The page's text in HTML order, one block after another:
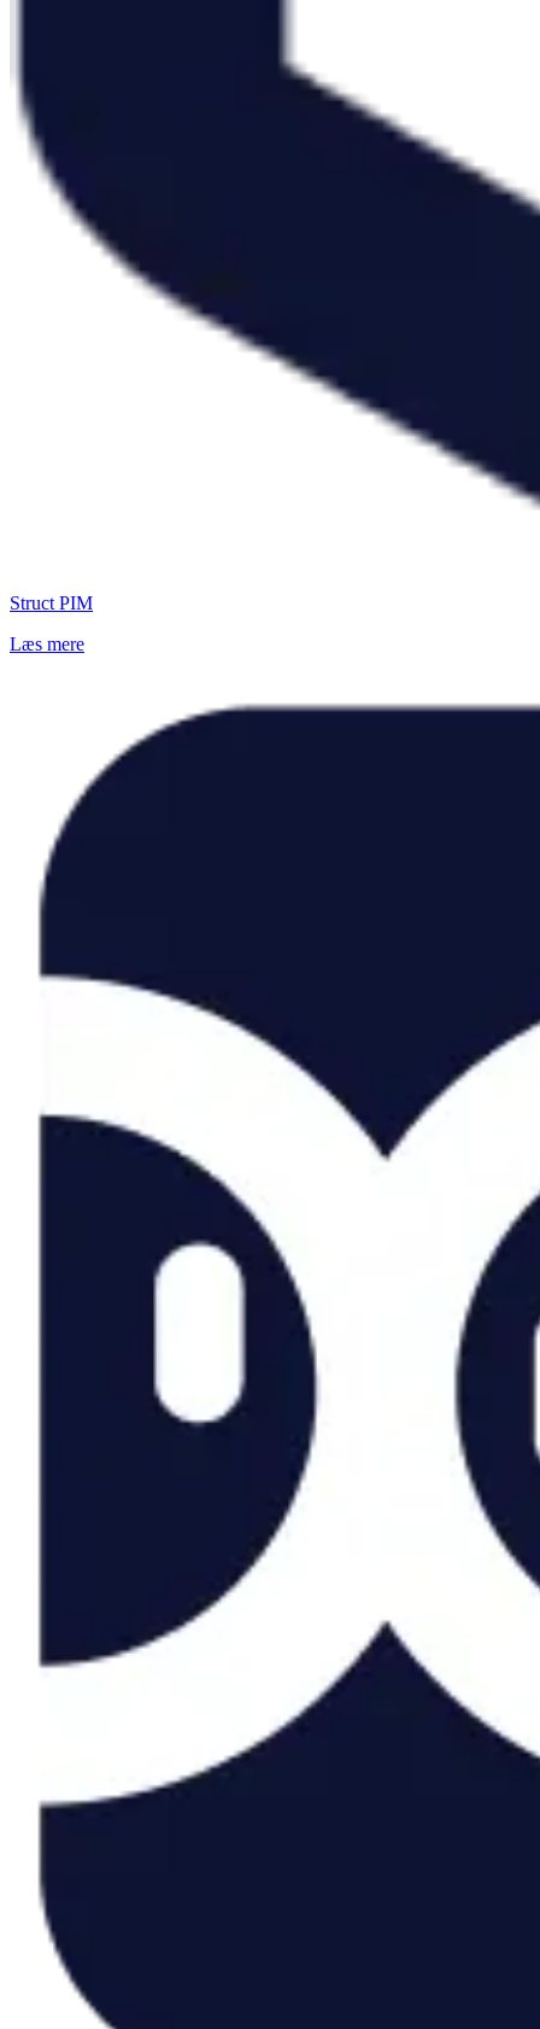
Struct PIM
Læs mere